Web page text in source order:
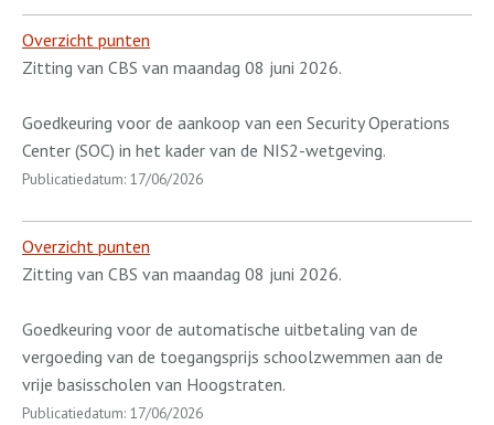
Overzicht punten
Zitting van CBS van maandag 08 juni 2026.
Goedkeuring voor de aankoop van een Security Operations
Center (SOC) in het kader van de NIS2-wetgeving.
Publicatiedatum: 17/06/2026
Overzicht punten
Zitting van CBS van maandag 08 juni 2026.
Goedkeuring voor de automatische uitbetaling van de
vergoeding van de toegangsprijs schoolzwemmen aan de
vrije basisscholen van Hoogstraten.
Publicatiedatum: 17/06/2026